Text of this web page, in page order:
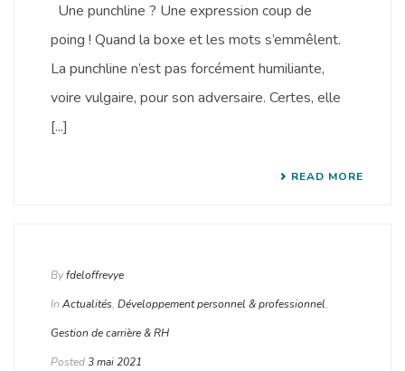
Une punchline ? Une expression coup de
poing ! Quand la boxe et les mots s’emmêlent.
La punchline n’est pas forcément humiliante,
voire vulgaire, pour son adversaire. Certes, elle
[...]
READ MORE
Byfdeloffrevye
In Actualités, Développement personnel & professionnel,
Gestion de carrière & RH
Posted3 mai 2021